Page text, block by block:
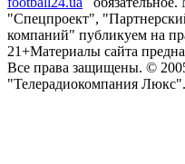
"Спецпроект",
компаний" публикуем на
21+Материалы сайта
Все права защищены. ©
"Телерадиокомпания